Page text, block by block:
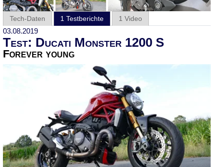
Tech-Daten 1 Testberichte 1 Video
03.08.2019
Test: Ducati Monster 1200 S
Forever young